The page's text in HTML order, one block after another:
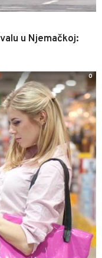
u Njemačkoj:
0